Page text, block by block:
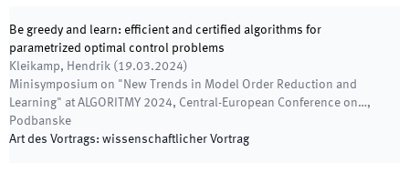
Be greedy and learn: efficient and certified algorithms for
parametrized optimal control problems
Kleikamp, Hendrik ( 19.03.2024)
Minisymposium on "New Trends in Model Order Reduction and
Learning" at ALGORITMY 2024, Central-European Conference on…,
Podbanske
Art des Vortrags: wissenschaftlicher Vortrag